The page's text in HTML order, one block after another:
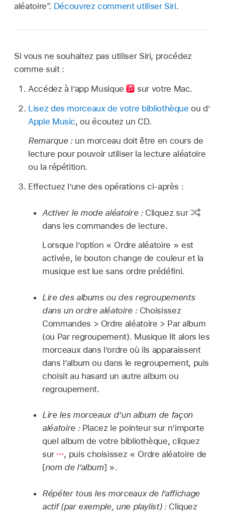
aléatoire”. Découvrez comment utiliser Siri.
Si vous ne souhaitez pas utiliser Siri, procédez
comme suit :
Accédez à l’app Musique
sur votre Mac.
Lisez des morceaux de votre bibliothèque ou d’
Apple Music, ou écoutez un CD.
Remarque : un morceau doit être en cours de
lecture pour pouvoir utiliser la lecture aléatoire
ou la répétition.
Effectuez l’une des opérations ci-après :
Activer le mode aléatoire :Cliquez sur
dans les commandes de lecture.
Lorsque l’option « Ordre aléatoire » est
activée, le bouton change de couleur et la
musique est lue sans ordre prédéfini.
Lire des albums ou des regroupements
dans un ordre aléatoire :Choisissez
Commandes > Ordre aléatoire > Par album
(ou Par regroupement). Musique lit alors les
morceaux dans l’ordre où ils apparaissent
dans l’album ou dans le regroupement, puis
choisit au hasard un autre album ou
regroupement.
Lire les morceaux d’un album de façon
aléatoire :Placez le pointeur sur n’importe
quel album de votre bibliothèque, cliquez
sur
, puis choisissez « Ordre aléatoire de
[nom de l’album] ».
Répéter tous les morceaux de l’affichage
actif (par exemple, une playlist) :Cliquez